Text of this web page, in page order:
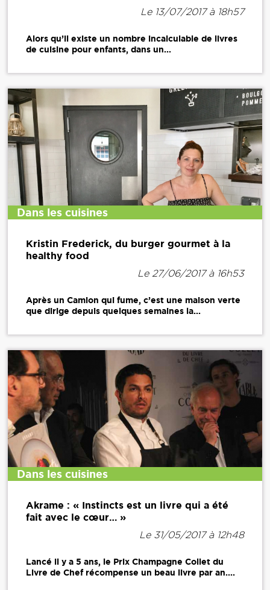
Le 13/07/2017 à 18h57
Alors qu’il existe un nombre incalculable de livres
de cuisine pour enfants, dans un...
Dans les cuisines
Kristin Frederick, du burger gourmet à la
healthy food
Le 27/06/2017 à 16h53
Après un Camion qui fume, c’est une maison verte
que dirige depuis quelques semaines la...
Dans les cuisines
Akrame : « Instincts est un livre qui a été
fait avec le cœur… »
Le 31/05/2017 à 12h48
Lancé il y a 5 ans, le Prix Champagne Collet du
Livre de Chef récompense un beau livre par an....